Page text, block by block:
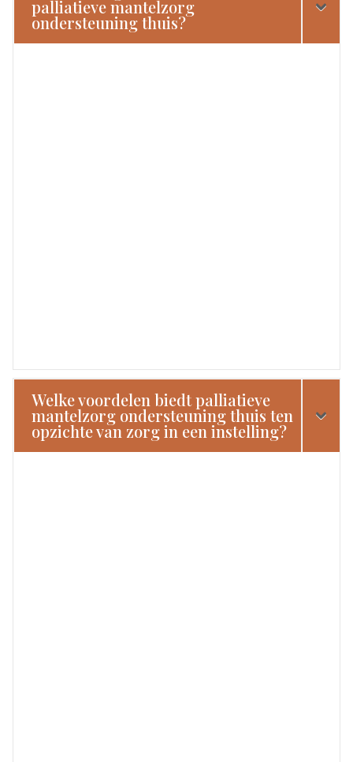
palliatieve mantelzorg
ondersteuning thuis?
Welke voordelen biedt palliatieve
mantelzorg ondersteuning thuis ten
opzichte van zorg in een instelling?